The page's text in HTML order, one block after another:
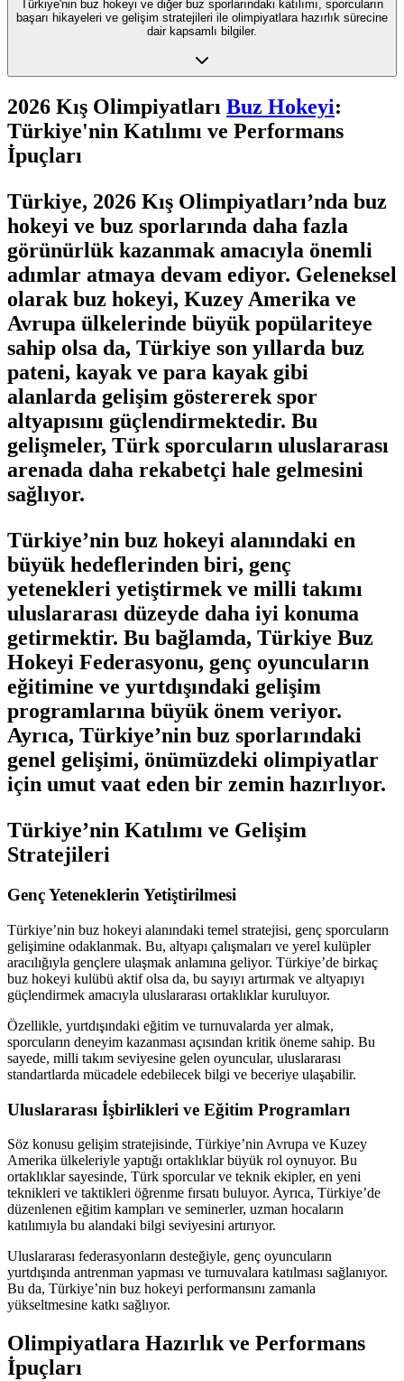
Türkiye'nin buz hokeyi ve diğer buz sporlarındaki katılımı, sporcuların
başarı hikayeleri ve gelişim stratejileri ile olimpiyatlara hazırlık sürecine
dair kapsamlı bilgiler.
2026 Kış Olimpiyatları Buz Hokeyi:
Türkiye'nin Katılımı ve Performans
İpuçları
Türkiye, 2026 Kış Olimpiyatları’nda buz
hokeyi ve buz sporlarında daha fazla
görünürlük kazanmak amacıyla önemli
adımlar atmaya devam ediyor. Geleneksel
olarak buz hokeyi, Kuzey Amerika ve
Avrupa ülkelerinde büyük popülariteye
sahip olsa da, Türkiye son yıllarda buz
pateni, kayak ve para kayak gibi
alanlarda gelişim göstererek spor
altyapısını güçlendirmektedir. Bu
gelişmeler, Türk sporcuların uluslararası
arenada daha rekabetçi hale gelmesini
sağlıyor.
Türkiye’nin buz hokeyi alanındaki en
büyük hedeflerinden biri, genç
yetenekleri yetiştirmek ve milli takımı
uluslararası düzeyde daha iyi konuma
getirmektir. Bu bağlamda, Türkiye Buz
Hokeyi Federasyonu, genç oyuncuların
eğitimine ve yurtdışındaki gelişim
programlarına büyük önem veriyor.
Ayrıca, Türkiye’nin buz sporlarındaki
genel gelişimi, önümüzdeki olimpiyatlar
için umut vaat eden bir zemin hazırlıyor.
Türkiye’nin Katılımı ve Gelişim
Stratejileri
Genç Yeteneklerin Yetiştirilmesi
Türkiye’nin buz hokeyi alanındaki temel stratejisi, genç sporcuların
gelişimine odaklanmak. Bu, altyapı çalışmaları ve yerel kulüpler
aracılığıyla gençlere ulaşmak anlamına geliyor. Türkiye’de birkaç
buz hokeyi kulübü aktif olsa da, bu sayıyı artırmak ve altyapıyı
güçlendirmek amacıyla uluslararası ortaklıklar kuruluyor.
Özellikle, yurtdışındaki eğitim ve turnuvalarda yer almak,
sporcuların deneyim kazanması açısından kritik öneme sahip. Bu
sayede, milli takım seviyesine gelen oyuncular, uluslararası
standartlarda mücadele edebilecek bilgi ve beceriye ulaşabilir.
Uluslararası İşbirlikleri ve Eğitim Programları
Söz konusu gelişim stratejisinde, Türkiye’nin Avrupa ve Kuzey
Amerika ülkeleriyle yaptığı ortaklıklar büyük rol oynuyor. Bu
ortaklıklar sayesinde, Türk sporcular ve teknik ekipler, en yeni
teknikleri ve taktikleri öğrenme fırsatı buluyor. Ayrıca, Türkiye’de
düzenlenen eğitim kampları ve seminerler, uzman hocaların
katılımıyla bu alandaki bilgi seviyesini artırıyor.
Uluslararası federasyonların desteğiyle, genç oyuncuların
yurtdışında antrenman yapması ve turnuvalara katılması sağlanıyor.
Bu da, Türkiye’nin buz hokeyi performansını zamanla
yükseltmesine katkı sağlıyor.
Olimpiyatlara Hazırlık ve Performans
İpuçları